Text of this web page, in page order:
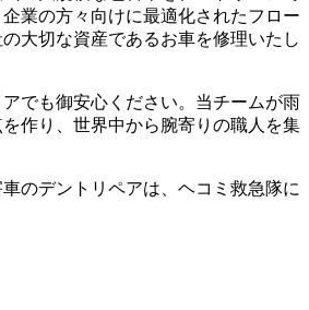
業の方々向けに最適化されたフロー
大切な資産であるお車を修理いたし
でも御安心ください。当チームが雨
作り、世界中から腕寄りの職人を集
のデントリペアは、ヘコミ救急隊に